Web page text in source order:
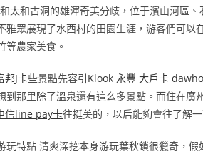
太和古洞的雄渾奇美分歧，位于濱山河區
雅眾展現了水西村的田園生涯，游客們可
等農家美食。
邦J卡些景點先容引Klook 永豐 大戶卡 dawho
到那里除了溫泉還有這么多景點。而住在
信line pay卡往挺美的，以后能夠會往了解
玩特點 清爽深挖本身游玩葉秋鎖很獵奇，